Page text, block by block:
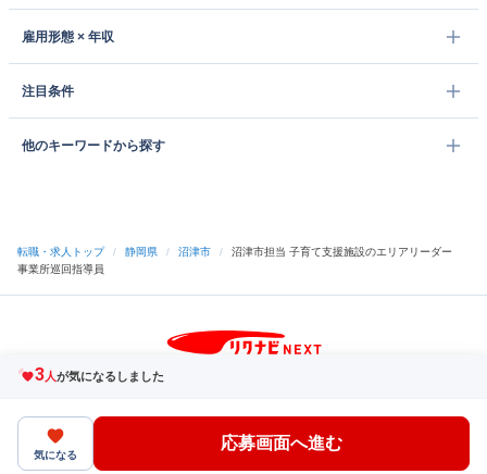
雇用形態 × 年収
注目条件
他のキーワードから探す
3人が気になるしました
転職・求人トップ / 静岡県 / 沼津市 /
沼津市担当 子育て支援施設のエリアリーダー
事業所巡回指導員
気になる
応募画面へ進む
中途採用をご検討の企業様
ヘルプ・お問い合わせ
（C）Indeed Inc.